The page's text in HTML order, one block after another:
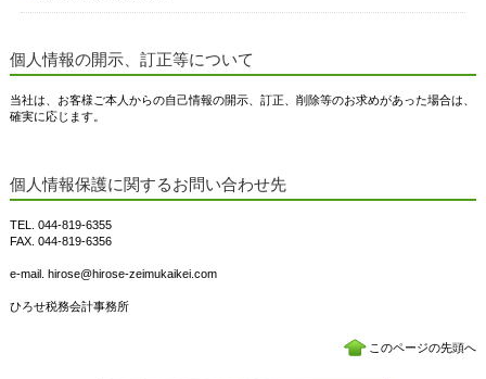
個人情報の開示、訂正等について
当社は、お客様ご本人からの自己情報の開示、訂正、削除等のお求めがあった場合は、
確実に応じます。
個人情報保護に関するお問い合わせ先
TEL. 044-819-6355
FAX. 044-819-6356
e-mail. hirose@hirose-zeimukaikei.com
ひろせ税務会計事務所
このページの先頭へ